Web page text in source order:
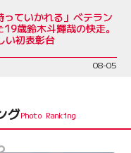
っていかれる」ベテラン
歳鈴木斗輝哉の快走。
い初表彰台
08-05
グ